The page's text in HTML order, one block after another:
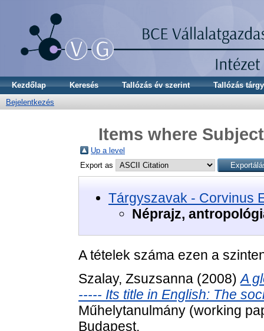
Kezdőlap Keresés Tallózás év szerint
Tallózás
Bejelentkezés
Items where
Up a level
Export as
Tárgyszavak - Corvinus
Néprajz,
A tételek száma ezen a
Szalay, Zsuzsanna (2008)A
----- Its title in English: The
Műhelytanulmány (working
Budapest.